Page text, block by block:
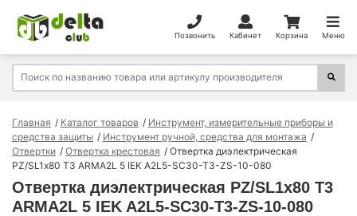
Позвонить Кабинет Корзина Меню
Главная Каталог товаров
Инструмент, измерительные приборы и
средства защиты
Инструмент ручной, средства для монтажа
Отвертки
Отвертка крестовая
Отвертка диэлектрическая
PZ/SL1х80 Т3 ARMA2L 5 IEK A2L5-SC30-T3-ZS-10-080
Отвертка диэлектрическая PZ/SL1х80 Т3
ARMA2L 5 IEK A2L5-SC30-T3-ZS-10-080